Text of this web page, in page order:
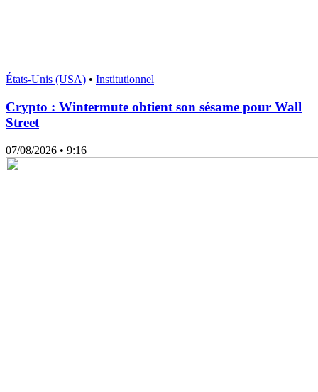
États-Unis (USA) • Institutionnel
Crypto : Wintermute obtient son sésame pour Wall
Street
07/08/2026 • 9:16